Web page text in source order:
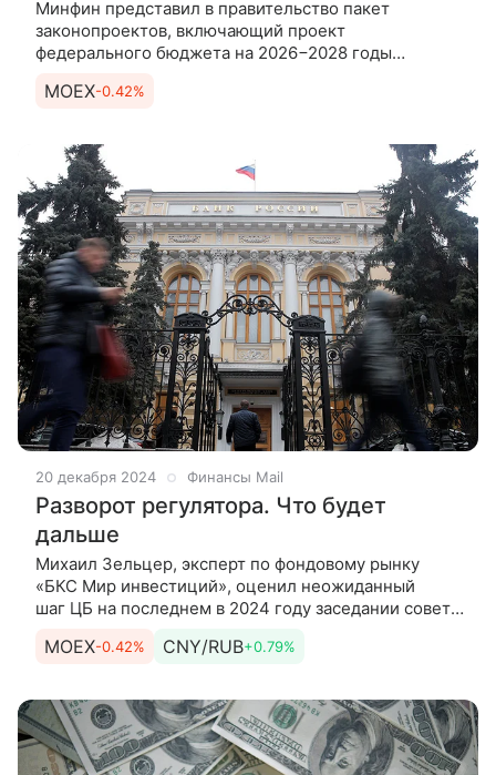
Минфин представил в правительство пакет
законопроектов, включающий проект
федерального бюджета на 2026−2028 годы
и анонсировал приватизацию крупнейших
MOEX-0.42%
20 декабря 2024 Финансы Mail
Разворот регулятора. Что будет
дальше
Михаил Зельцер, эксперт по фондовому рынку
«БКС Мир инвестиций», оценил неожиданный
шаг ЦБ на последнем в 2024 году заседании совета
ждали как минимум +200 б.п.
MOEX-0.42% CNY/RUB+0.79%